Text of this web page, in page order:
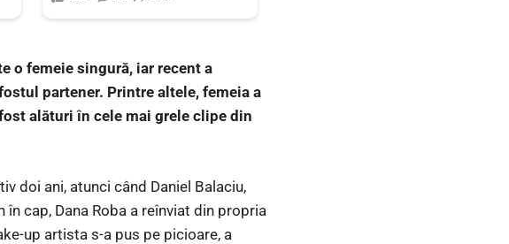
o femeie singură, iar recent a
partener. Printre altele, femeia a
alături în cele mai grele clipe din
doi ani, atunci când Daniel Balaciu,
cap, Dana Roba a reînviat din propria
up artista s-a pus pe picioare, a